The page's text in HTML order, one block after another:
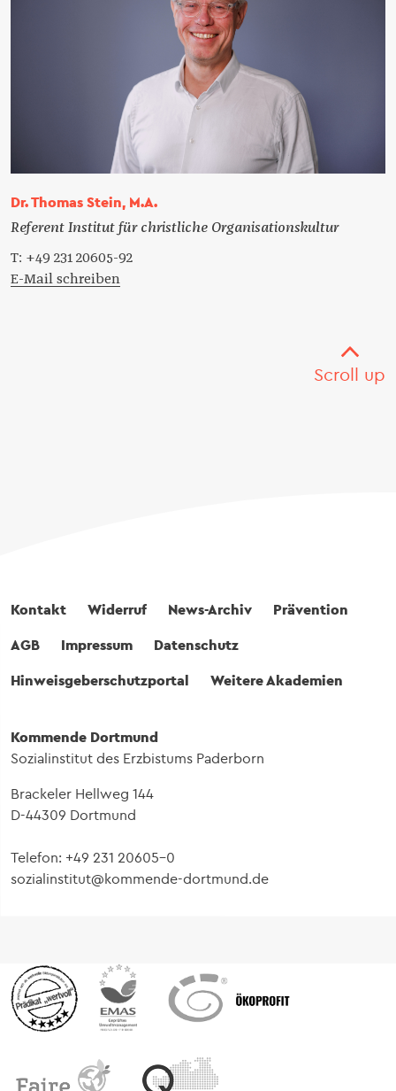
Dr. Thomas Stein, M.A.
Referent Institut für christliche Organisationskultur
T: +49 231 20605-92
E-Mail schreiben
Scroll up
Fußbereich
Kontakt Widerruf News-Archiv
Prävention
AGB
Impressum
Datenschutz
Hinweisgeberschutzportal
Weitere Akademien
Kommende Dortmund
Sozialinstitut des Erzbistums Paderborn
Brackeler Hellweg 144
D-44309 Dortmund
Telefon: +49 231 20605-0
sozialinstitut@kommende-dortmund.de